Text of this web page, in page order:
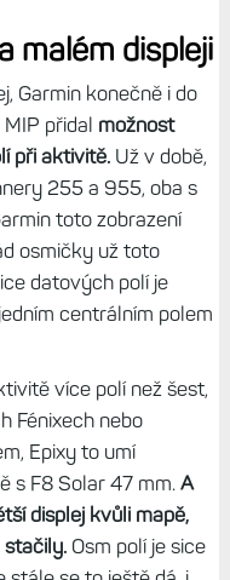
se solárem
odleskové peklo.)
se mi, že je solární
že je solár účinnější
Tohoto jsem si všiml i
těsně pod safírem.
na sedmičkách,
zisky při stejně
displeji
Garmin konečně i do
přidal
možnost
při aktivitě.
Už v době,
255 a 955, oba s
toto zobrazení
osmičky už toto